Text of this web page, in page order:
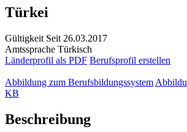
Türkei
Gültigkeit Seit 26.03.2017
Amtssprache Türkisch
Länderprofil als PDF Berufsprofil erstellen
Abbildung zum Berufsbildungssystem
KB
Beschreibung